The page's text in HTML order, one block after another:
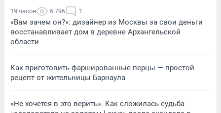
19 часов 6 796 1
«Вам зачем он?»: дизайнер из Москвы за свои деньги
восстанавливает дом в деревне Архангельской
области
Как приготовить фаршированные перцы — простой
рецепт от жительницы Барнаула
«Не хочется в это верить». Как сложилась судьба